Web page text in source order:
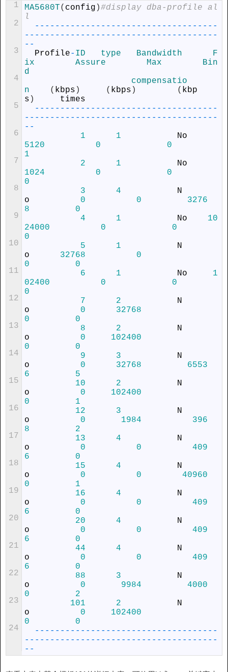
1
2
3
4
5
6
7
8
9
10
11
12
13
14
15
16
17
18
19
20
21
22
23
24
MA5680T( config )#display dba-profile al
l
-- -- -- -- -- -- -- -- -- -- -- -- -- -- -- -- -- --
-- -- -- -- -- -- -- -- -- -- -- -- -- -- -- -- -- -- --
--
Profile- ID type Bandwidth F
ix Assure Max Bin
d
compensatio
n
( kbps ) ( kbps ) ( kbp
s )
times
-- -- -- -- -- -- -- -- -- -- -- -- -- -- -- -- -- --
-- -- -- -- -- -- -- -- -- -- -- -- -- -- -- -- -- -- --
--
1
1
No
5120
0
0
1
2
1
No
1024
0
0
0
3
4
N
o
0 0
3276
8
0
4
1 No
10
24000
0
0
0
5
1
N
o
32768
0
0
0
6
1 No
1
02400
0
0
0
7
2
N
o
0
32768
0
0
8
2
N
o
0
102400
0
0
9
3
N
o
0 32768
6553
6
5
10
2
N
o
0
102400
0
1
12
3
N
o
0 1984
396
8
2
13
4
N
o
0 0
409
6
0
15
4
N
o
0 0
40960
0
1
16
4
N
o
0 0
409
6
0
20
4
N
o
0 0
409
6
0
44
4
N
o
0 0
409
6
0
88
3
N
o
0 9984
4000
0
2
101
2
N
o
0
102400
0
0
-- -- -- -- -- -- -- -- -- -- -- -- -- -- -- -- -- --
-- -- -- -- -- -- -- -- -- -- -- -- -- -- -- -- -- -- --
--